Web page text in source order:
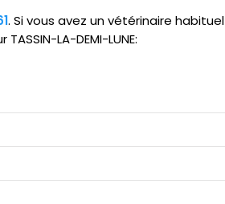
. Si vous avez un vétérinaire habituel
LA-DEMI-LUNE: